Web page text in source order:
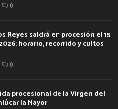
0
Reyes saldrá en procesión el 15
horario, recorrido y cultos
0
procesional de la Virgen del
la Mayor